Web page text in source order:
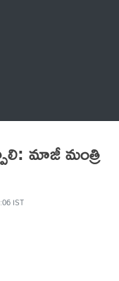
మాజీ మంత్రి
IST